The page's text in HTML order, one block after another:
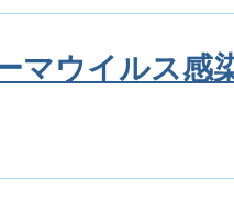
マウイルス感